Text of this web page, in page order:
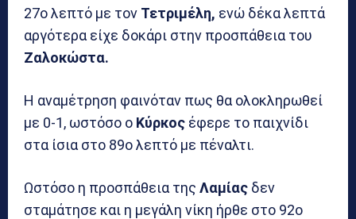
27ο λεπτό με τον Τετριμέλη, ενώ δέκα λεπτά
αργότερα είχε δοκάρι στην προσπάθεια του
Ζαλοκώστα.
Η αναμέτρηση φαινόταν πως θα ολοκληρωθεί
με 0-1, ωστόσο ο Κύρκος έφερε το παιχνίδι
στα ίσια στο 89ο λεπτό με πέναλτι.
Ωστόσο η προσπάθεια της Λαμίας δεν
σταμάτησε και η μεγάλη νίκη ήρθε στο 92ο